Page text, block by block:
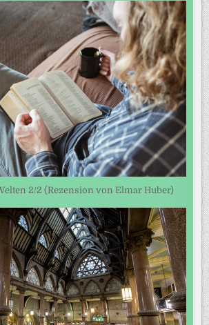
2/2 (Rezension von Elmar Huber)